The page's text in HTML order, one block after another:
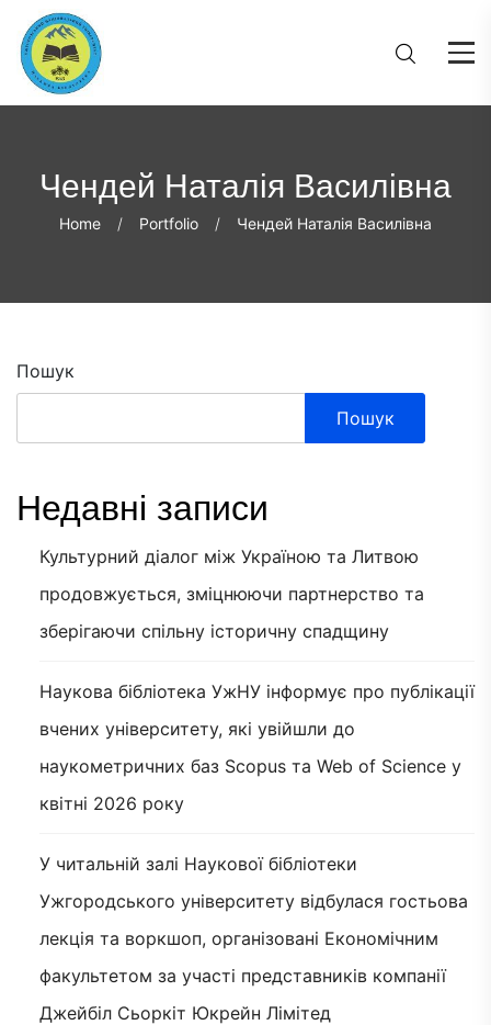
Чендей Наталія Василівна
Home Portfolio Чендей Наталія Василівна
Пошук
Пошук
Недавні записи
Культурний діалог між Україною та Литвою
продовжується, зміцнюючи партнерство та
зберігаючи спільну історичну спадщину
Наукова бібліотека УжНУ інформує про публікації
вчених університету, які увійшли до
наукометричних баз Scopus та Web of Science у
квітні 2026 року
У читальній залі Наукової бібліотеки
Ужгородського університету відбулася гостьова
лекція та воркшоп, організовані Економічним
факультетом за участі представників компанії
Джейбіл Сьоркіт Юкрейн Лімітед